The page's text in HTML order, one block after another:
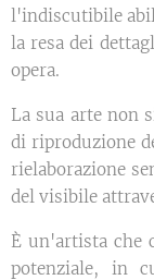
l'indiscutibile
la resa dei
opera.
La sua arte non
di riproduzione
rielaborazione
del visibile
È un'artista che
potenziale, in